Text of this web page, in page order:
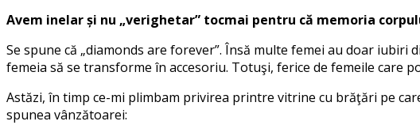
Avem inelar și nu „verighetar” tocmai pentru că memoria
Se spune că „diamonds are forever”. Însă multe femei au doar
femeia să se transforme în accesoriu. Totuşi, ferice de femeile care
Astăzi, în timp ce-mi plimbam privirea printre vitrine cu brăţări pe
spunea vânzătoarei: